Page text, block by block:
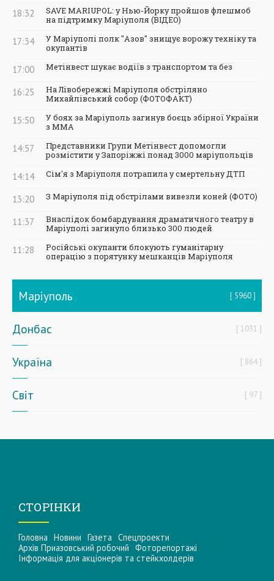
18:32
SAVE MARIUPOL: у Нью-Йорку пройшов флешмоб
на підтримку Маріуполя (ВІДЕО)
17:34
У Маріуполі полк "Азов" знищує ворожу техніку та
окупантів
17:00 Метінвест шукає водіїв з транспортом та без
16:25
На Лівобережжі Маріуполя обстріляно
Михайлівський собор (ФОТОФАКТ)
15:50
У боях за Маріуполь загинув боєць збірної України
з ММА
14:57
Представники Групи Метінвест допомогли
розмістити у Запоріжжі понад 3000 маріупольців
14:14 Сім'я з Маріуполя потрапила у смертельну ДТП
13:20 З Маріуполя під обстрілами вивезли коней (ФОТО)
11:37
Внаслідок бомбардування драматичного театру в
Маріуполі загинуло близько 300 людей
11:28
Російські окупанти блокують гуманітарну
операцію з порятунку мешканців Маріуполя
Маріуполь 5960
Донбас 1031
Україна 864
Світ 97
СТОРІНКИ
Головна Новини Газета Спецпроекти
Архів Приазовський робочий Фоторепортажі
Інформацiя для акцiонерiв та стейкхолдерiв